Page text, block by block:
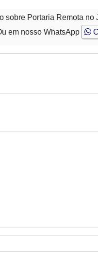
sobre Portaria Remota
em nosso WhatsApp